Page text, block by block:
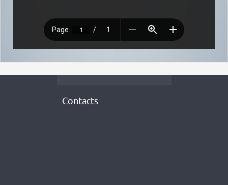
Contacts